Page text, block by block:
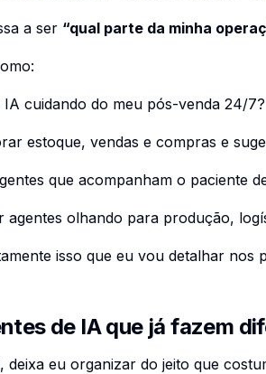
a ser “qual parte da minha
IA cuidando do meu pós-venda 24/
estoque, vendas e compras e
que acompanham o paciente
agentes olhando para produção,
isso que eu vou detalhar
de IA que já fazem
deixa eu organizar do jeito que